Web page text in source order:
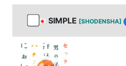
SIMPLE [SHODENSHA]